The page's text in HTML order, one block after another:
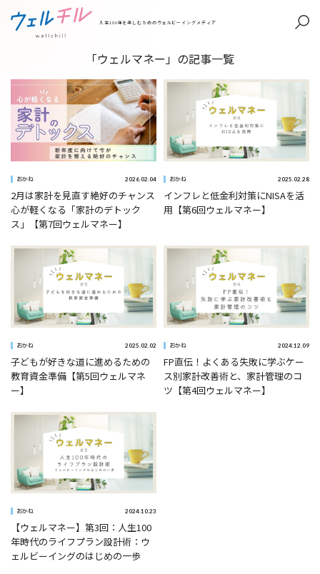
人生100年を楽しむためのウェルビーイングメディア
「ウェルマネー」の記事一覧
おかね 2026.02.04
2月は家計を見直す絶好のチャンス
心が軽くなる「家計のデトック
ス」【第7回ウェルマネー】
おかね 2025.02.28
インフレと低金利対策にNISAを活
用【第6回ウェルマネー】
おかね 2025.02.02
子どもが好きな道に進めるための
教育資金準備【第5回ウェルマネ
ー】
おかね 2024.12.09
FP直伝！よくある失敗に学ぶケー
ス別家計改善術と、家計管理のコ
ツ【第4回ウェルマネー】
おかね 2024.10.23
【ウェルマネー】第3回：人生100
年時代のライフプラン設計術：ウ
ェルビーイングのはじめの一歩